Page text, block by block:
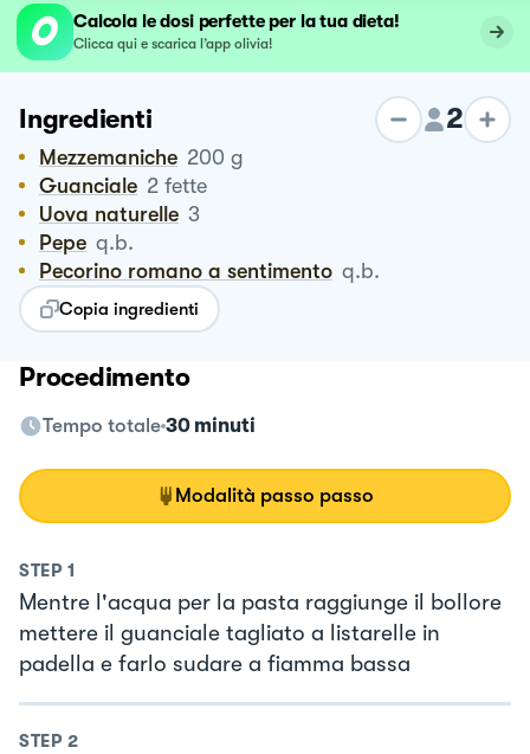
Calcola le dosi perfette per la tua dieta!
Clicca qui e scarica l’app olivia!
Ingredienti 2
Mezzemaniche 200 g
Guanciale 2 fette
Uova naturelle 3
Pepe q.b.
Pecorino romano a sentimento q.b.
Copia ingredienti
Procedimento
Tempo totale 30 minuti
Modalità passo passo
STEP 1
Mentre l'acqua per la pasta raggiunge il bollore
mettere il guanciale tagliato a listarelle in
padella e farlo sudare a fiamma bassa
STEP 2